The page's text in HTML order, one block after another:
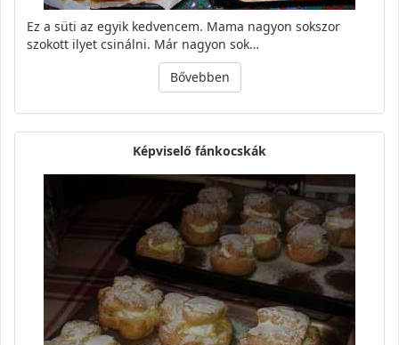
Ez a süti az egyik kedvencem. Mama nagyon sokszor
szokott ilyet csinálni. Már nagyon sok…
Bővebben
Képviselő fánkocskák